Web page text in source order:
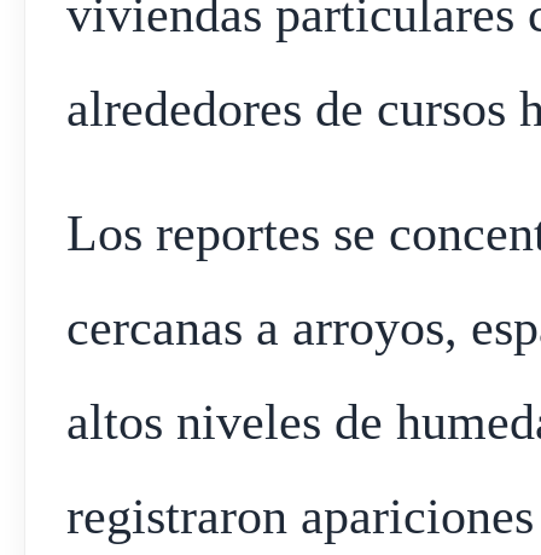
viviendas particulares
alrededores de cursos
Los reportes se
cercanas a arroyos,
altos niveles de
registraron